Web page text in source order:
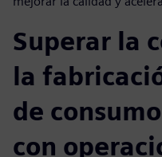
Superar la
la
de
con